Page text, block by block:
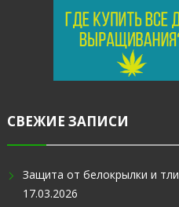
СВЕЖИЕ ЗАПИСИ
Защита от белокрылки и тли
17.03.2026